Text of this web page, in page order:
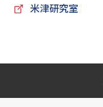
米津研究室